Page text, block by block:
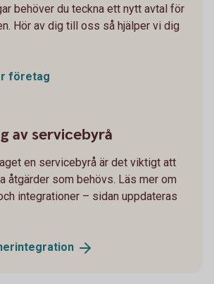
behöver du teckna ett nytt avtal för
Hör av dig till oss så hjälper vi dig
företag
av servicebyrå
en servicebyrå är det viktigt att
åtgärder som behövs. Läs mer om
integrationer – sidan uppdateras